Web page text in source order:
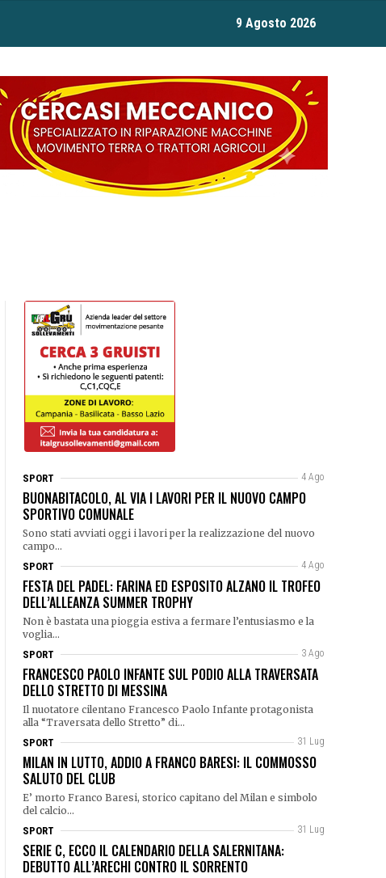
9 Agosto 2026
SPORT
BUONABITACOLO, AL VIA I LAVORI PER IL NUOVO CAMPO
SPORTIVO COMUNALE
Sono stati avviati oggi i lavori per la realizzazione del nuovo
campo...
4 Ago
SPORT
FESTA DEL PADEL: FARINA ED ESPOSITO ALZANO IL TROFEO
DELL’ALLEANZA SUMMER TROPHY
Non è bastata una pioggia estiva a fermare l’entusiasmo e la
voglia...
4 Ago
SPORT
FRANCESCO PAOLO INFANTE SUL PODIO ALLA TRAVERSATA
DELLO STRETTO DI MESSINA
Il nuotatore cilentano Francesco Paolo Infante protagonista
alla “Traversata dello Stretto” di...
3 Ago
SPORT
MILAN IN LUTTO, ADDIO A FRANCO BARESI: IL COMMOSSO
SALUTO DEL CLUB
E’ morto Franco Baresi, storico capitano del Milan e simbolo
del calcio...
31 Lug
SPORT
SERIE C, ECCO IL CALENDARIO DELLA SALERNITANA:
DEBUTTO ALL’ARECHI CONTRO IL SORRENTO
31 Lug